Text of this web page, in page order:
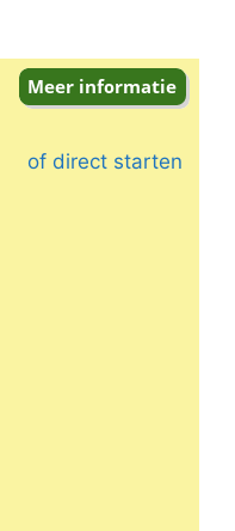
of direct starten